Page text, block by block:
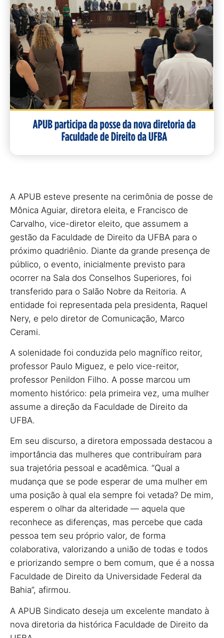
A APUB esteve presente na cerimônia de posse de
Mônica Aguiar, diretora eleita, e Francisco de
Carvalho, vice-diretor eleito, que assumem a
gestão da Faculdade de Direito da UFBA para o
próximo quadriênio. Diante da grande presença de
público, o evento, inicialmente previsto para
ocorrer na Sala dos Conselhos Superiores, foi
transferido para o Salão Nobre da Reitoria. A
entidade foi representada pela presidenta, Raquel
Nery, e pelo diretor de Comunicação, Marco
Cerami.
A solenidade foi conduzida pelo magnífico reitor,
professor Paulo Miguez, e pelo vice-reitor,
professor Penildon Filho. A posse marcou um
momento histórico: pela primeira vez, uma mulher
assume a direção da Faculdade de Direito da
UFBA.
Em seu discurso, a diretora empossada destacou a
importância das mulheres que contribuíram para
sua trajetória pessoal e acadêmica. “Qual a
mudança que se pode esperar de uma mulher em
uma posição à qual ela sempre foi vetada? De mim,
esperem o olhar da alteridade — aquela que
reconhece as diferenças, mas percebe que cada
pessoa tem seu próprio valor, de forma
colaborativa, valorizando a união de todas e todos
e priorizando sempre o bem comum, que é a nossa
Faculdade de Direito da Universidade Federal da
Bahia”, afirmou.
A APUB Sindicato deseja um excelente mandato à
nova diretoria da histórica Faculdade de Direito da